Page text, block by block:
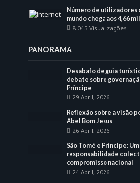
Número de utilizadores
mundo chega aos 4,66
8.045 Visualizações
PANORAMA
Desabafo de guia
debate sobre
Príncipe
29 Abril, 2026
Reflexão sobre a visão
Abel Bom Jesus
26 Abril, 2026
São Tomé e Príncipe:
responsabilidade
compromisso nacional
24 Abril, 2026